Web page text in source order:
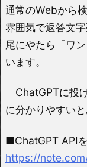
通常のWebから
雰囲気で返答文
尾にやたら「ワ
います。
ChatGPTに投
に分かりやすいと
■ChatGPT API
https://